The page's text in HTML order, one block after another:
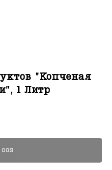
"Копченая
1 Литр